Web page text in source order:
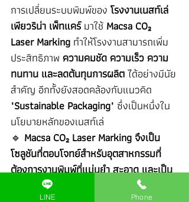
การเปลี่ยนระบบพิมพ์ของ โรงงานเนสท์เล่
เพียวริน่า เพ็ทแคร์ มาใช้ Macsa CO₂
Laser Marking ทำให้โรงงานสามารถเพิ่ม
ประสิทธิภาพ ความคมชัด ความเร็ว ความ
ทนทาน และลดต้นทุนการผลิต ได้อย่างมีนัย
สำคัญ อีกทั้งยังสอดคล้องกับแนวคิด
"Sustainable Packaging" ซึ่งเป็นหนึ่งใน
นโยบายหลักของเนสท์เล่
🔹 Macsa CO₂ Laser Marking จึงเป็น
โซลูชันที่ตอบโจทย์สำหรับอุตสาหกรรมที่
ต้องการงานพิมพ์ที่แม่นยำ สะอาด และเป็น
มิตรกับสิ่งแวดล้อม
LINE Phone